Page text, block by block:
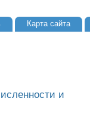
Карта сайта
и